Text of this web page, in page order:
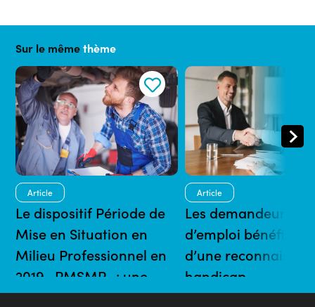
Sur le mêmethème
Article
Le dispositif Période de
Mise en Situation en
Milieu Professionnel en
2019 -PMSMP- : une
enquête de Pôle emploi
Article
Les demandeurs
d’emploi
d’une
handicap
01/11/2020 | 3 mins